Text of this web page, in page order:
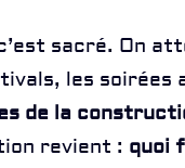
sacré. On
les soirées
de la
revient : quoi